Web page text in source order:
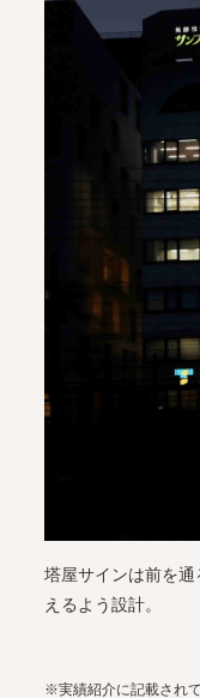
塔屋サインは前を
えるよう設計。
※実績紹介に記載され